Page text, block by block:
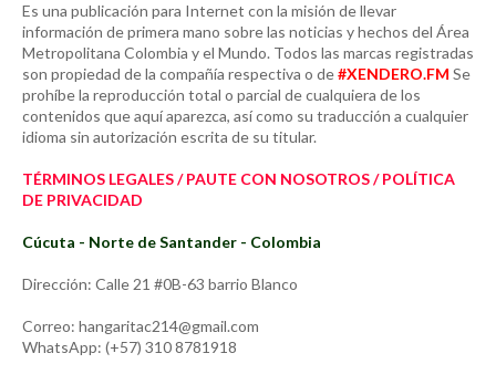
Es una publicación para Internet con la misión de llevar
información de primera mano sobre las noticias y hechos del Área
Metropolitana Colombia y el Mundo. Todos las marcas registradas
son propiedad de la compañía respectiva o de#XENDERO.FM Se
prohíbe la reproducción total o parcial de cualquiera de los
contenidos que aquí aparezca, así como su traducción a cualquier
idioma sin autorización escrita de su titular.
TÉRMINOS LEGALES / PAUTE CON NOSOTROS / POLÍTICA
DE PRIVACIDAD
Cúcuta - Norte de Santander - Colombia
Dirección: Calle 21 #0B-63 barrio Blanco
Correo: hangaritac214@gmail.com
WhatsApp: (+57) 310 8781918